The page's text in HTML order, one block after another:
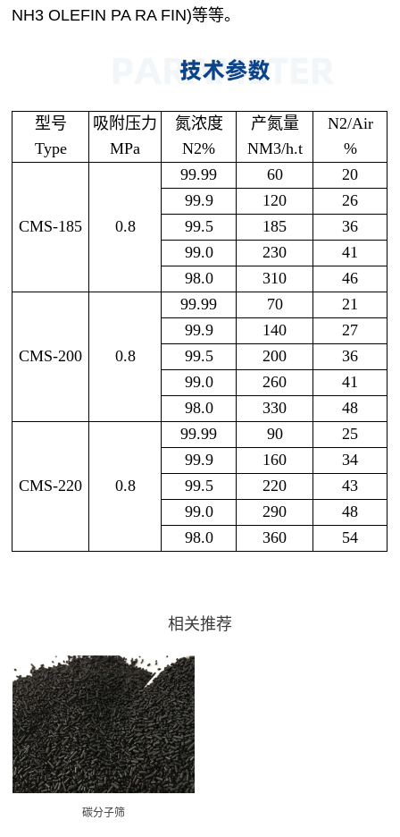
NH3 OLEFIN PA RA FIN)等等。
型号
Type
吸附压力
MPa
氮浓度
N2%
产氮量
NM3/h.t
N2/Air
%
CMS-185 0.8
99.99 60
20
99.9
120
26
99.5
185
36
99.0
230
41
98.0
310 46
CMS-200 0.8
99.99 70
21
99.9
140
27
99.5
200
36
99.0
260
41
98.0
330 48
CMS-220 0.8
99.99 90
25
99.9
160
34
99.5
220
43
99.0
290
48
98.0
360 54
相关推荐
碳分子筛